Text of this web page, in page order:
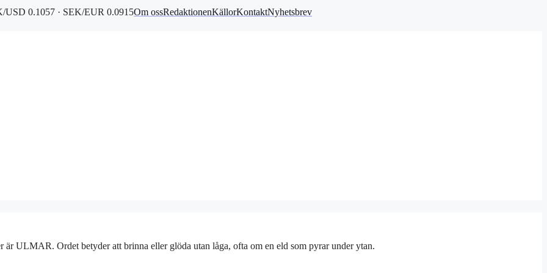
USD 0.1057 · SEK/EUR 0.0915Om ossRedaktionenKällorKontaktNyhetsbrev
är ULMAR. Ordet betyder att brinna eller glöda utan låga, ofta om en eld som pyrar under ytan.